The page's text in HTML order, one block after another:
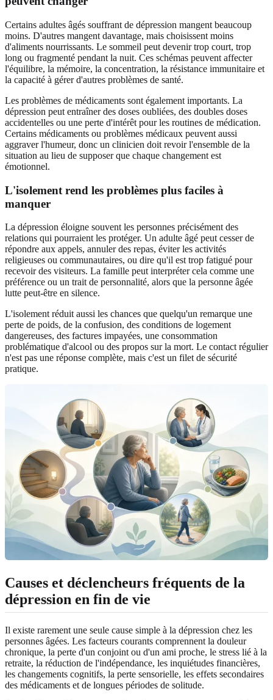
Certains adultes âgés souffrant de dépression mangent beaucoup
moins. D'autres mangent davantage, mais choisissent moins
d'aliments nourrissants. Le sommeil peut devenir trop court, trop
long ou fragmenté pendant la nuit. Ces schémas peuvent affecter
l'équilibre, la mémoire, la concentration, la résistance immunitaire et
la capacité à gérer d'autres problèmes de santé.
Les problèmes de médicaments sont également importants. La
dépression peut entraîner des doses oubliées, des doubles doses
accidentelles ou une perte d'intérêt pour les routines de médication.
Certains médicaments ou problèmes médicaux peuvent aussi
aggraver l'humeur, donc un clinicien doit revoir l'ensemble de la
situation au lieu de supposer que chaque changement est
émotionnel.
L'isolement rend les problèmes plus faciles à
manquer
La dépression éloigne souvent les personnes précisément des
relations qui pourraient les protéger. Un adulte âgé peut cesser de
répondre aux appels, annuler des repas, éviter les activités
religieuses ou communautaires, ou dire qu'il est trop fatigué pour
recevoir des visiteurs. La famille peut interpréter cela comme une
préférence ou un trait de personnalité, alors que la personne âgée
lutte peut-être en silence.
L'isolement réduit aussi les chances que quelqu'un remarque une
perte de poids, de la confusion, des conditions de logement
dangereuses, des factures impayées, une consommation
problématique d'alcool ou des propos sur la mort. Le contact régulier
n'est pas une réponse complète, mais c'est un filet de sécurité
pratique.
Causes et déclencheurs fréquents de la
dépression en fin de vie
Il existe rarement une seule cause simple à la dépression chez les
personnes âgées. Les facteurs courants comprennent la douleur
chronique, la perte d'un conjoint ou d'un ami proche, le stress lié à la
retraite, la réduction de l'indépendance, les inquiétudes financières,
les changements cognitifs, la perte sensorielle, les effets secondaires
des médicaments et de longues périodes de solitude.